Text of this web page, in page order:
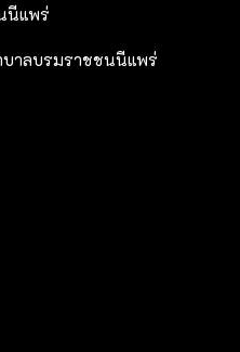
นีแพร่
าลบรมราชชนนีแพร่